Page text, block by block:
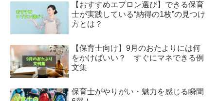
【おすすめエプロン選び】できる保育
士が実践している“納得の1枚”の見つけ
方とは？
【保育士向け】9月のおたよりには何
をかけばいい？ すぐにマネできる例
文集
保育士がやりがい・魅力を感じる瞬間